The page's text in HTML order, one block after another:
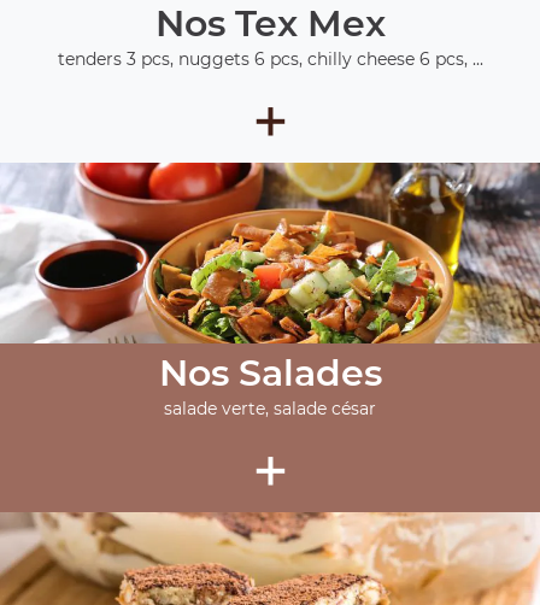
Nos Tex Mex
tenders 3 pcs, nuggets 6 pcs, chilly cheese 6 pcs, ...
+
Nos Salades
salade verte, salade césar
+